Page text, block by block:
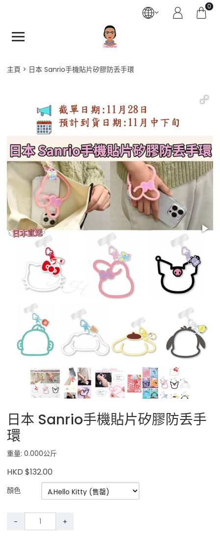
0
主頁 日本 Sanrio手機貼片矽膠防丢手環
日本 Sanrio手機貼片矽膠防丢手
環
重量: 0.000公斤
HKD $132.00
顏色
- +